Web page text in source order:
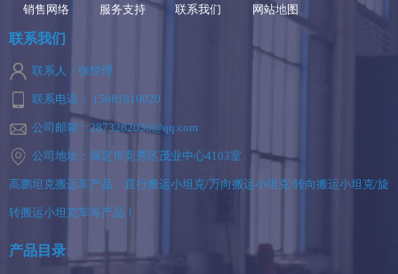
销售网络
服务支持 联系我们 网站地图
联系我们
联系人：张经理
联系电话： 15081810020
公司邮箱：2873282030@qq.com
公司地址：保定市竞秀区茂业中心4103室
高鹏坦克搬运车产品：直行搬运小坦克/万向搬运小坦克/转向搬运小坦克/旋
转搬运小坦克车等产品！
产品目录